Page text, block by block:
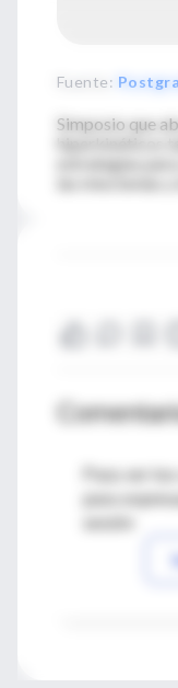
Fuente:
Simposio que
Para ver